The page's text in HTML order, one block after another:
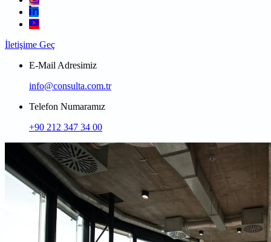
İletişime Geç
E-Mail Adresimiz
info@consulta.com.tr
Telefon Numaramız
+90 212 347 34 00